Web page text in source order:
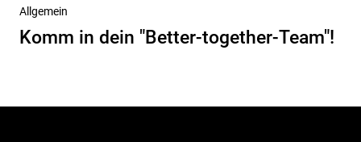
Nächster
Beitrag
Allgemein
Komm in dein "Better-together-Team"!